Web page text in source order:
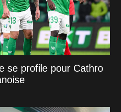
se profile pour Cathro